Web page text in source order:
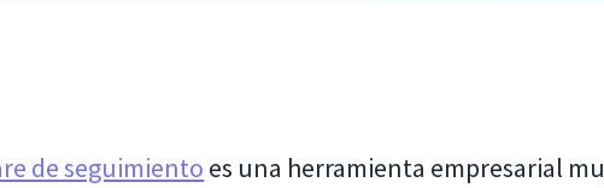
de seguimiento es una herramienta empresarial